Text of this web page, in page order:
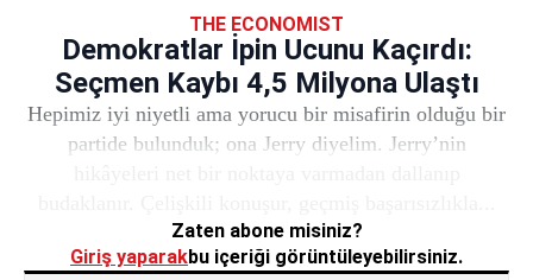
THE ECONOMIST
Demokratlar İpin Ucunu Kaçırdı:
Seçmen Kaybı 4,5 Milyona Ulaştı
Hepimiz iyi niyetli ama yorucu bir misafirin olduğu bir
partide bulunduk; ona Jerry diyelim. Jerry’nin
Zaten abone misiniz?
Giriş yaparakbu içeriği görüntüleyebilirsiniz.